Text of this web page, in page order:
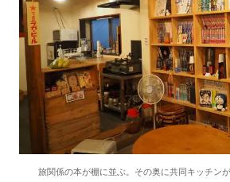
旅関係の本が棚に並ぶ。その奥に共同キッチン